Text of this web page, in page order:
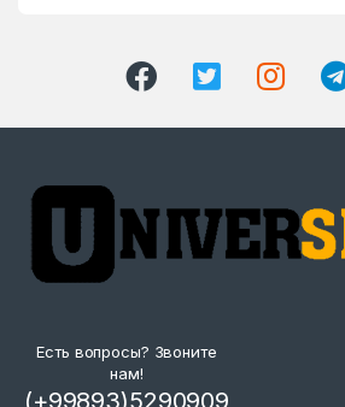
Есть вопросы? Звоните
нам!